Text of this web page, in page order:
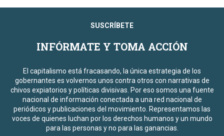
SUSCRÍBETE
INFÓRMATE Y TOMA ACCIÓN
El capitalismo está fracasando, la única estrategia de los
gobernantes es volvernos unos contra otros con narrativas de
chivos expiatorios y políticas divisivas. Por eso somos una fuente
nacional de información conectada a una red nacional de
periódicos y publicaciones del movimiento. Representamos las
voces de quienes luchan por los derechos humanos y un mundo
para las personas y no para las ganancias.